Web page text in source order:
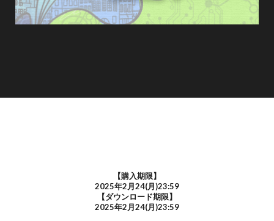
【購入期限】
2025年2月24(月)23:59
【ダウンロード期限】
2025年2月24(月)23:59